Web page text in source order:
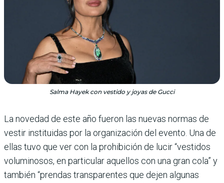
Salma Hayek con vestido y joyas de Gucci
La novedad de este año fue­ron las nuevas normas de
vestir instituidas por la organización del evento. Una de
ellas tuvo que ver con la prohibición de lucir “vestidos
voluminosos, en particular aquellos con una gran cola” y
tam­bién “prendas transparen­tes que dejen algunas